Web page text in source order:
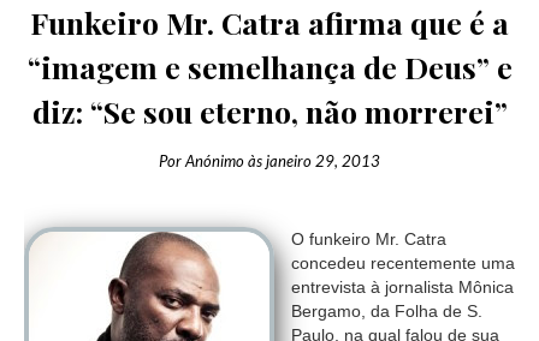
Funkeiro Mr. Catra afirma que é a
“imagem e semelhança de Deus” e
diz: “Se sou eterno, não morrerei”
PorAnónimoàsjaneiro 29, 2013
O funkeiro Mr. Catra
concedeu recentemente uma
entrevista à jornalista Mônica
Bergamo, da Folha de S.
Paulo, na qual falou de sua